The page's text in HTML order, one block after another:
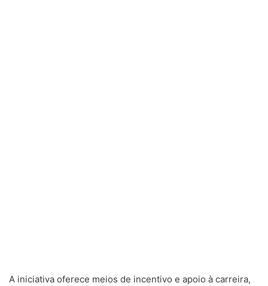
A iniciativa oferece meios de incentivo e apoio à carreira,